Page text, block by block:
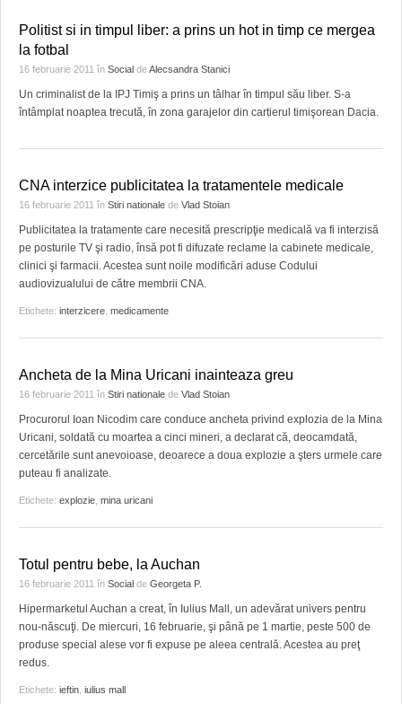
Politist si in timpul liber: a prins un hot in timp ce mergea
la fotbal
16 februarie 2011 în Social deAlecsandra Stanici
Un criminalist de la IPJ Timiş a prins un tâlhar în timpul său liber. S-a
întâmplat noaptea trecută, în zona garajelor din cartierul timişorean Dacia.
CNA interzice publicitatea la tratamentele medicale
16 februarie 2011 în Stiri nationale de Vlad Stoian
Publicitatea la tratamente care necesită prescripţie medicală va fi interzisă
pe posturile TV şi radio, însă pot fi difuzate reclame la cabinete medicale,
clinici şi farmacii. Acestea sunt noile modificări aduse Codului
audiovizualului de către membrii CNA.
Etichete: interzicere medicamente
Ancheta de la Mina Uricani inainteaza greu
16 februarie 2011 în Stiri nationale de Vlad Stoian
Procurorul Ioan Nicodim care conduce ancheta privind explozia de la Mina
Uricani, soldată cu moartea a cinci mineri, a declarat că, deocamdată,
cercetările sunt anevoioase, deoarece a doua explozie a şters urmele care
puteau fi analizate.
Etichete: explozie mina uricani
Totul pentru bebe, la Auchan
16 februarie 2011 în Social de Georgeta P.
Hipermarketul Auchan a creat, în Iulius Mall, un adevărat univers pentru
nou-născuţi. De miercuri, 16 februarie, şi până pe 1 martie, peste 500 de
produse special alese vor fi expuse pe aleea centrală. Acestea au preţ
redus.
Etichete: ieftin iulius mall